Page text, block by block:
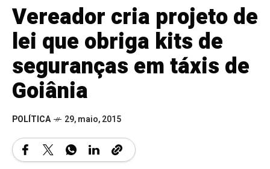
Vereador cria projeto de
lei que obriga kits de
seguranças em táxis de
Goiânia
POLÍTICA 29, maio, 2015